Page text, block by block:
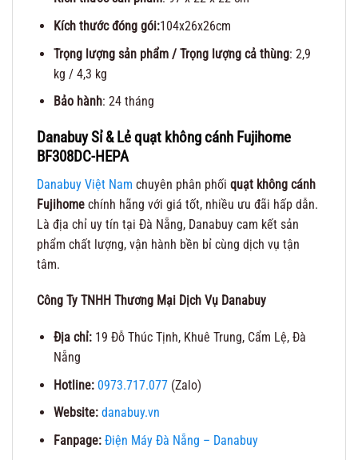
Kích thước đóng gói:104x26x26cm
Trọng lượng sản phẩm / Trọng lượng cả thùng: 2,9
kg / 4,3 kg
Bảo hành: 24 tháng
Danabuy Sỉ & Lẻ quạt không cánh Fujihome
BF308DC-HEPA
Danabuy Việt Nam chuyên phân phối quạt không cánh
Fujihome chính hãng với giá tốt, nhiều ưu đãi hấp dẫn.
Là địa chỉ uy tín tại Đà Nẵng, Danabuy cam kết sản
phẩm chất lượng, vận hành bền bỉ cùng dịch vụ tận
tâm.
Công Ty TNHH Thương Mại Dịch Vụ Danabuy
Địa chỉ:19 Đỗ Thúc Tịnh, Khuê Trung, Cẩm Lệ, Đà
Nẵng
Hotline: 0973.717.077(Zalo)
Website: danabuy.vn
Fanpage: Điện Máy Đà Nẵng – Danabuy